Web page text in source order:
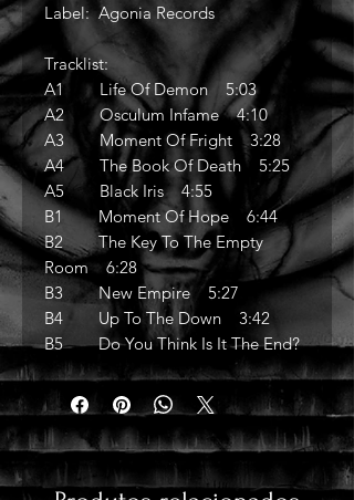
Label: Agonia Records
Tracklist:
A1 Life Of Demon 5:03
A2 Osculum Infame 4:10
A3 Moment Of Fright 3:28
A4 The Book Of Death 5:25
A5 Black Iris 4:55
B1 Moment Of Hope 6:44
B2 The Key To The Empty
Room 6:28
B3 New Empire 5:27
B4 Up To The Down 3:42
B5 Do You Think Is It The End?